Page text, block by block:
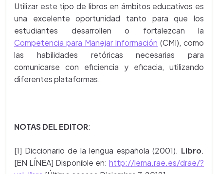
Utilizar este tipo de libros en ámbitos educativos es
una excelente oportunidad tanto para que los
estudiantes desarrollen o fortalezcan la
Competencia para Manejar Información (CMI), como
las habilidades retóricas necesarias para
comunicarse con eficiencia y eficacia, utilizando
diferentes plataformas.
NOTAS DEL EDITOR:
[1] Diccionario de la lengua española (2001). Libro.
[EN LÍNEA] Disponible en: http://lema.rae.es/drae/?